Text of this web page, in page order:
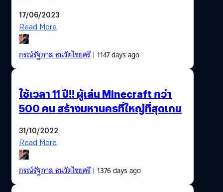
17/06/2023
Read More
กรณ์รัฐภาส ธนวัตไชยศรี| 1147 days ago
ใช้เวลา 11 ปี!! ผู้เล่น Minecraft กว่า
500 คน สร้างมหานครที่ใหญ่ที่สุดเกม
31/10/2022
Read More
กรณ์รัฐภาส ธนวัตไชยศรี| 1376 days ago